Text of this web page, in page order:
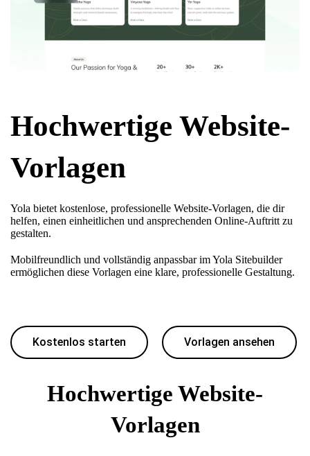
Hochwertige Website-
Vorlagen
Yola bietet kostenlose, professionelle Website-Vorlagen, die dir
helfen, einen einheitlichen und ansprechenden Online-Auftritt zu
gestalten.
Mobilfreundlich und vollständig anpassbar im Yola Sitebuilder
ermöglichen diese Vorlagen eine klare, professionelle Gestaltung.
Kostenlos starten Vorlagen ansehen
Hochwertige Website-
Vorlagen